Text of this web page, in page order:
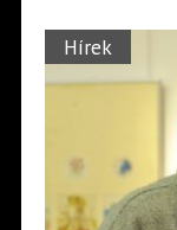
Hírek